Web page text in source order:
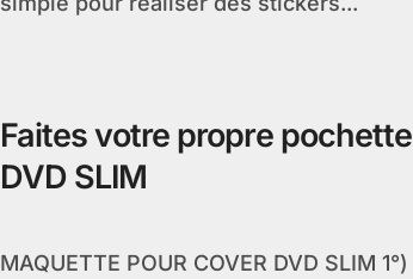
Faites votre propre pochette
DVD SLIM
MAQUETTE POUR COVER DVD SLIM 1°)